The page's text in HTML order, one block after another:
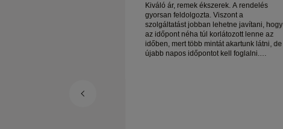
Kiváló ár, remek ékszerek. A rendelés
gyorsan feldolgozta. Viszont a
szolgáltatást jobban lehetne javítani, hogy
az időpont néha túl korlátozott lenne az
időben, mert több mintát akartunk látni, de
újabb napos időpontot kell foglalni.